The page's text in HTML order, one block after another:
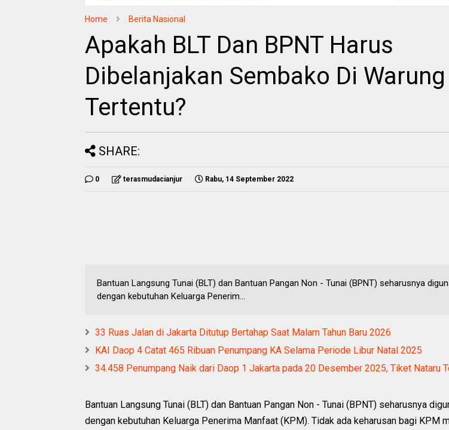
Home Berita Nasional
Apakah BLT Dan BPNT Harus
Dibelanjakan Sembako Di Warung
Tertentu?
SHARE:
0 terasmudacianjur Rabu, 14 September 2022
Bantuan Langsung Tunai (BLT) dan Bantuan Pangan Non - Tunai (BPNT) seharusnya
dengan kebutuhan Keluarga Penerim...
33 Ruas Jalan di Jakarta Ditutup Bertahap Saat Malam Tahun Baru 2026
KAI Daop 4 Catat 465 Ribuan Penumpang KA Selama Periode Libur Natal 2025
34.458 Penumpang Naik dari Daop 1 Jakarta pada 20 Desember 2025, Tiket Nataru
Bantuan Langsung Tunai (BLT) dan Bantuan Pangan Non - Tunai (BPNT) seharusnya
dengan kebutuhan Keluarga Penerima Manfaat (KPM). Tidak ada keharusan bagi KPM